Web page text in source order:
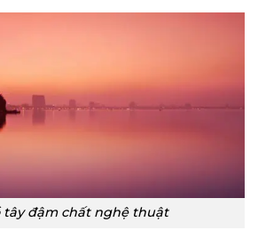
tây đậm chất nghệ thuật